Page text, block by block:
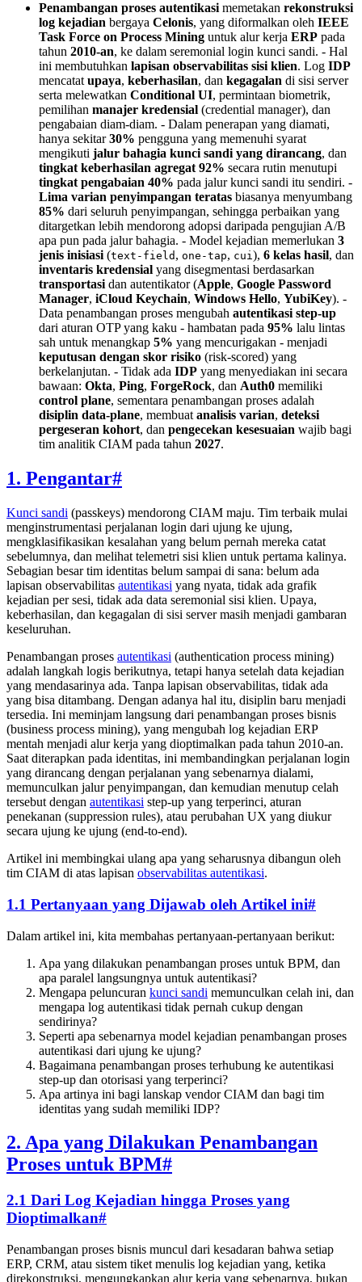
Penambangan proses autentikasi memetakan rekonstruksi
log kejadian bergaya Celonis, yang diformalkan oleh IEEE
Task Force on Process Mining untuk alur kerja ERP pada
tahun 2010-an, ke dalam seremonial login kunci sandi. - Hal
ini membutuhkan lapisan observabilitas sisi klien. Log IDP
mencatat upaya, keberhasilan, dan kegagalan di sisi server
serta melewatkan Conditional UI, permintaan biometrik,
pemilihan manajer kredensial (credential manager), dan
pengabaian diam-diam. - Dalam penerapan yang diamati,
hanya sekitar30% pengguna yang memenuhi syarat
mengikuti jalur bahagia kunci sandi yang dirancang, dan
tingkat keberhasilan agregat 92% secara rutin menutupi
tingkat pengabaian 40% pada jalur kunci sandi itu sendiri. -
Lima varian penyimpangan teratas biasanya menyumbang
85% dari seluruh penyimpangan, sehingga perbaikan yang
ditargetkan lebih mendorong adopsi daripada pengujian A/B
apa pun pada jalur bahagia. - Model kejadian memerlukan 3
jenis inisiasi (text-field , one-tap, cui), 6 kelas hasil, dan
inventaris kredensial yang disegmentasi berdasarkan
transportasi dan autentikator (Apple, Google Password
Manager, iCloud Keychain, Windows Hello, YubiKey). -
Data penambangan proses mengubah autentikasi step-up
dari aturan OTP yang kaku - hambatan pada 95% lalu lintas
sah untuk menangkap 5% yang mencurigakan - menjadi
keputusan dengan skor risiko (risk-scored) yang
berkelanjutan. - Tidak ada IDP yang menyediakan ini secara
bawaan: Okta, Ping, ForgeRock, dan Auth0 memiliki
control plane, sementara penambangan proses adalah
disiplin data-plane, membuat analisis varian, deteksi
pergeseran kohort, dan pengecekan kesesuaian wajib bagi
tim analitik CIAM pada tahun 2027.
1. Pengantar#
Kunci sandi (passkeys) mendorong CIAM maju. Tim terbaik mulai
menginstrumentasi perjalanan login dari ujung ke ujung,
mengklasifikasikan kesalahan yang belum pernah mereka catat
sebelumnya, dan melihat telemetri sisi klien untuk pertama kalinya.
Sebagian besar tim identitas belum sampai di sana: belum ada
lapisan observabilitas autentikasi yang nyata, tidak ada grafik
kejadian per sesi, tidak ada data seremonial sisi klien. Upaya,
keberhasilan, dan kegagalan di sisi server masih menjadi gambaran
keseluruhan.
Penambangan proses autentikasi (authentication process mining)
adalah langkah logis berikutnya, tetapi hanya setelah data kejadian
yang mendasarinya ada. Tanpa lapisan observabilitas, tidak ada
yang bisa ditambang. Dengan adanya hal itu, disiplin baru menjadi
tersedia. Ini meminjam langsung dari penambangan proses bisnis
(business process mining), yang mengubah log kejadian ERP
mentah menjadi alur kerja yang dioptimalkan pada tahun 2010-an.
Saat diterapkan pada identitas, ini membandingkan perjalanan login
yang dirancang dengan perjalanan yang sebenarnya dialami,
memunculkan jalur penyimpangan, dan kemudian menutup celah
tersebut dengan autentikasi step-up yang terperinci, aturan
penekanan (suppression rules), atau perubahan UX yang diukur
secara ujung ke ujung (end-to-end).
Artikel ini membingkai ulang apa yang seharusnya dibangun oleh
tim CIAM di atas lapisan observabilitas autentikasi.
1.1 Pertanyaan yang Dijawab oleh Artikel ini#
Dalam artikel ini, kita membahas pertanyaan-pertanyaan berikut:
Apa yang dilakukan penambangan proses untuk BPM, dan
apa paralel langsungnya untuk autentikasi?
Mengapa peluncuran kunci sandi memunculkan celah ini, dan
mengapa log autentikasi tidak pernah cukup dengan
sendirinya?
Seperti apa sebenarnya model kejadian penambangan proses
autentikasi dari ujung ke ujung?
Bagaimana penambangan proses terhubung ke autentikasi
step-up dan otorisasi yang terperinci?
Apa artinya ini bagi lanskap vendor CIAM dan bagi tim
identitas yang sudah memiliki IDP?
2. Apa yang Dilakukan Penambangan
Proses untuk BPM#
2.1 Dari Log Kejadian hingga Proses yang
Dioptimalkan#
Penambangan proses bisnis muncul dari kesadaran bahwa setiap
ERP, CRM, atau sistem tiket menulis log kejadian yang, ketika
direkonstruksi, mengungkapkan alur kerja yang sebenarnya, bukan